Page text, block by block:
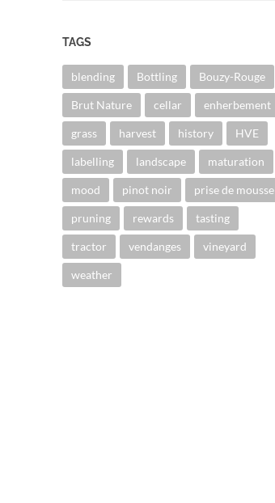
TAGS
blending Bottling Bouzy-Rouge
Brut Nature cellar enherbement
grass harvest history HVE
labelling landscape maturation
mood pinot noir prise de mousse
pruning rewards tasting
tractor vendanges vineyard
weather